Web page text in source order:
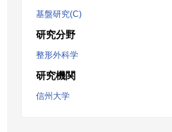
基盤研究(C)
研究分野
整形外科学
研究機関
信州大学